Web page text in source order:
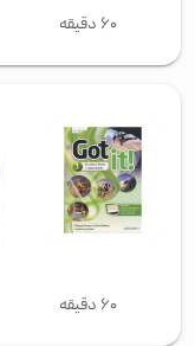
۶۰ دقیقه
۶۰ دقیقه